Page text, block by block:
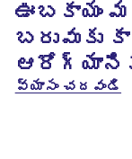
ఊబకాయం
వ్యాసం చదవండి